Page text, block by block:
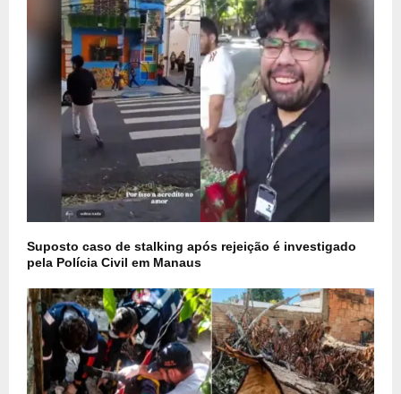
Suposto caso de stalking após rejeição é investigado
pela Polícia Civil em Manaus